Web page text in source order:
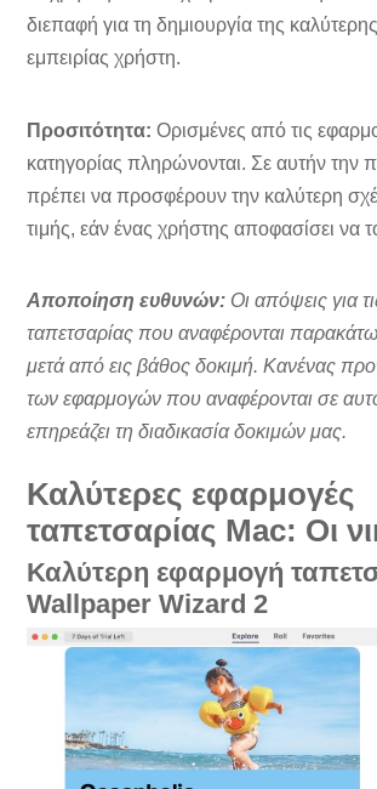
διεπαφή για τη δημιουργία της
εμπειρίας χρήστη.
Προσιτότητα: Ορισμένες από τις
κατηγορίας πληρώνονται. Σε αυτήν την
πρέπει να προσφέρουν την καλύτερη
τιμής, εάν ένας χρήστης αποφασίσει να
Αποποίηση ευθυνών: Οι απόψεις για
ταπετσαρίας που αναφέρονται
μετά από εις βάθος δοκιμή. Κανένας
των εφαρμογών που αναφέρονται σε
επηρεάζει τη διαδικασία δοκιμών μας.
Καλύτερες εφαρμογές
ταπετσαρίας Mac: Οι
Καλύτερη εφαρμογή
Wallpaper Wizard 2